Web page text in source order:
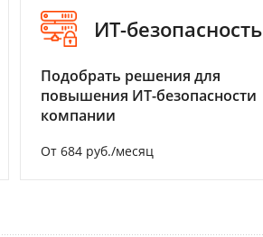
ИТ-безопасность
Подобрать решения для
повышения ИТ-безопасности
компании
От 684 руб./месяц